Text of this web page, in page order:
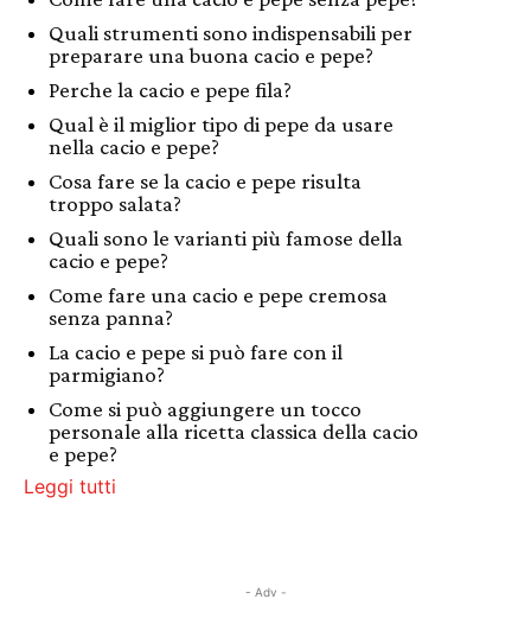
Quali strumenti sono indispensabili per
preparare una buona cacio e pepe?
Perche la cacio e pepe fila?
Qual è il miglior tipo di pepe da usare
nella cacio e pepe?
Cosa fare se la cacio e pepe risulta
troppo salata?
Quali sono le varianti più famose della
cacio e pepe?
Come fare una cacio e pepe cremosa
senza panna?
La cacio e pepe si può fare con il
parmigiano?
Come si può aggiungere un tocco
personale alla ricetta classica della cacio
e pepe?
Leggi tutti
- Adv -